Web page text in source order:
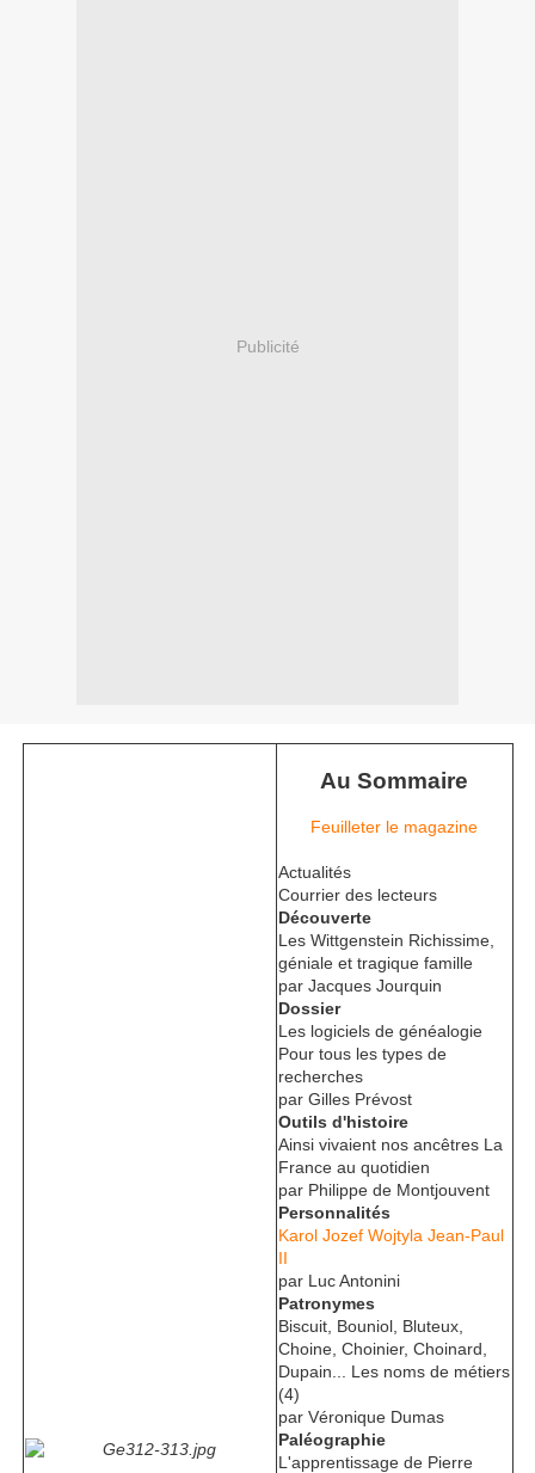
Publicité
Au Sommaire
Feuilleter le magazine
Actualités
Courrier des lecteurs
Découverte
Les Wittgenstein Richissime,
géniale et tragique famille
par Jacques Jourquin
Dossier
Les logiciels de généalogie
Pour tous les types de
recherches
par Gilles Prévost
Outils d'histoire
Ainsi vivaient nos ancêtres La
France au quotidien
par Philippe de Montjouvent
Personnalités
Karol Jozef Wojtyla Jean-Paul
II
par Luc Antonini
Patronymes
Biscuit, Bouniol, Bluteux,
Choine, Choinier, Choinard,
Dupain... Les noms de métiers
(4)
par Véronique Dumas
Paléographie
L'apprentissage de Pierre